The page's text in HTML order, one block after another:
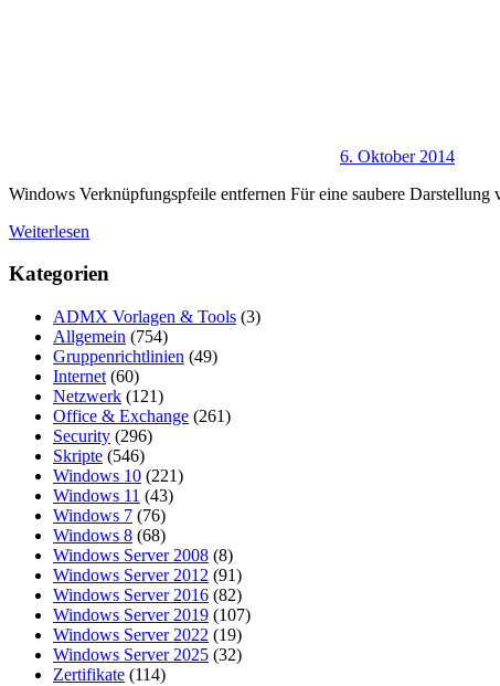
6. Oktober 2014
Windows Verknüpfungspfeile entfernen Für eine saubere
Weiterlesen
Kategorien
ADMX Vorlagen & Tools (3)
Allgemein (754)
Gruppenrichtlinien (49)
Internet (60)
Netzwerk (121)
Office & Exchange (261)
Security (296)
Skripte (546)
Windows 10 (221)
Windows 11 (43)
Windows 7 (76)
Windows 8 (68)
Windows Server 2008 (8)
Windows Server 2012 (91)
Windows Server 2016 (82)
Windows Server 2019 (107)
Windows Server 2022 (19)
Windows Server 2025 (32)
Zertifikate (114)